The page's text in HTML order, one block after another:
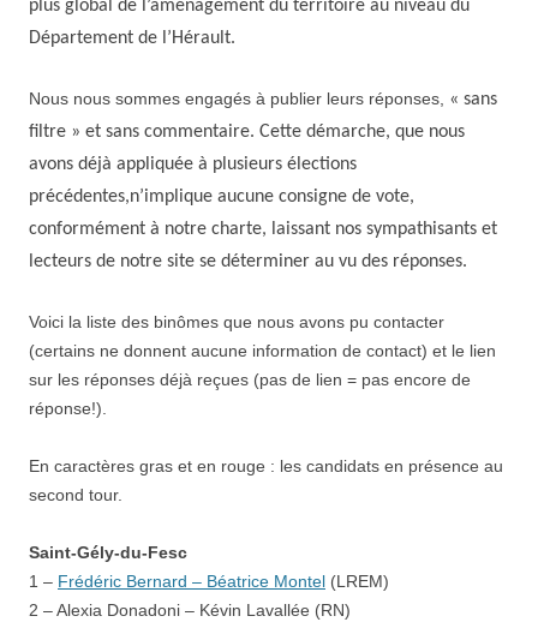
plus global de l’aménagement du territoire au niveau du
Département de l’Hérault.
Nous nous sommes engagés à publier leurs réponses, « sans
filtre » et sans commentaire. Cette démarche, que nous
avons déjà appliquée à plusieurs élections
précédentes,n’implique aucune consigne de vote,
conformément à notre charte, laissant nos sympathisants et
lecteurs de notre site se déterminer au vu des réponses.
Voici la liste des binômes que nous avons pu contacter
(certains ne donnent aucune information de contact) et le lien
sur les réponses déjà reçues (pas de lien = pas encore de
réponse!).
En caractères gras et en rouge : les candidats en présence au
second tour.
Saint-Gély-du-Fesc
1 – Frédéric Bernard – Béatrice Montel (LREM)
2 – Alexia Donadoni – Kévin Lavallée (RN)